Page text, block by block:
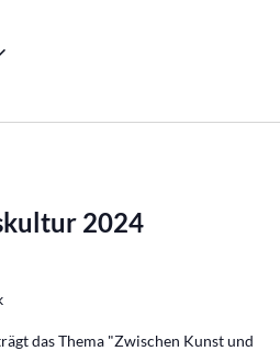
2024
das Thema "Zwischen Kunst und